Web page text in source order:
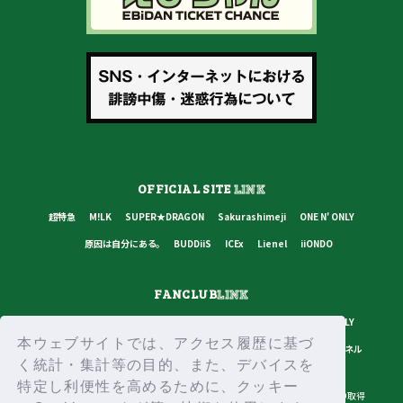
本ウェブサイトでは、アクセス履歴に基づ
く統計・集計等の目的、また、デバイスを
特定し利便性を高めるために、クッキー
OFFICIAL SITELINK
超特急 M!LK SUPER★DRAGON Sakurashimeji
ONE N' ONLY
原因は自分にある。
BUDDiiS ICEx Lienel iiONDO
FANCLUBLINK
ONE N' ONLY
原因は自分にある。
BUDDiiS ICEx Lienel スターダストチャンネル
プライバシーポリシー ご利用規約 推奨環境 ヘルプ・お問い合わせ ID取得